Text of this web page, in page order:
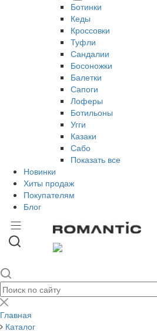
Ботинки
Кеды
Кроссовки
Туфли
Сандалии
Босоножки
Балетки
Сапоги
Лоферы
Ботильоны
Угги
Казаки
Сабо
Показать все
Новинки
Хиты продаж
Покупателям
Блог
Главная
Каталог